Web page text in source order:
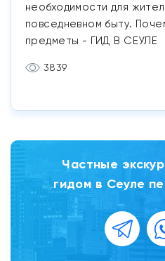
необходимости для
повседневном быту.
предметы - ГИД В СЕУЛЕ
3839
Частные
гидом в Сеуле